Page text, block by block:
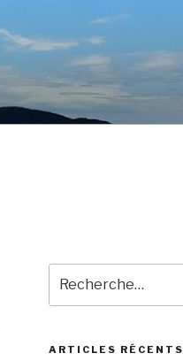
pour
:
ARTICLES RÉCENTS